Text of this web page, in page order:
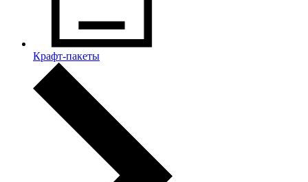
Крафт-пакеты